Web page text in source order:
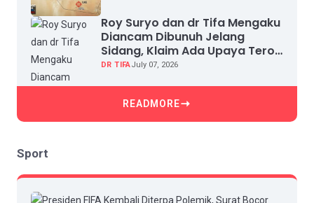
Roy Suryo dan dr Tifa Mengaku
Diancam Dibunuh Jelang
Sidang, Klaim Ada Upaya Teror
dan Intimidasi
DR TIFAJuly 07, 2026
READMORE
Sport